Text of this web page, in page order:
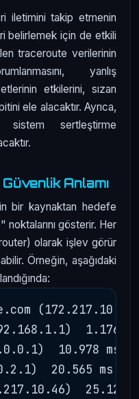
iletimini takip etmenin
belirlemek için de etkili
traceroute verilerinin
yanlış
etkilerini, sızan
ele alacaktır. Ayrıca,
sertleştirme
Anlamı
bir kaynaktan hedefe
noktalarını gösterir. Her
olarak işlev görür
Örneğin, aşağıdaki
1.176
10.978 ms
20.565 ms